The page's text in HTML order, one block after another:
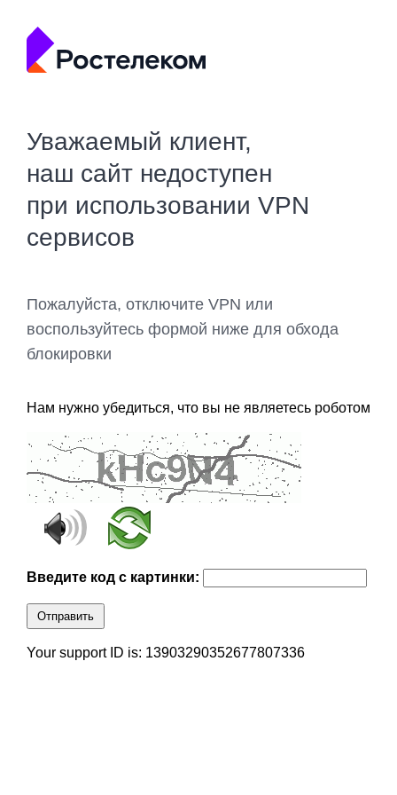
Уважаемый клиент,
наш сайт недоступен
при использовании VPN
сервисов
Пожалуйста, отключите VPN или
воспользуйтесь формой ниже для обхода
блокировки
Нам нужно убедиться, что вы не являетесь роботом
Введите код с картинки:
Отправить
Your support ID is: 13903290352677807336